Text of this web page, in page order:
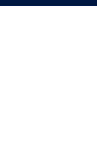
הודעות והזמנות